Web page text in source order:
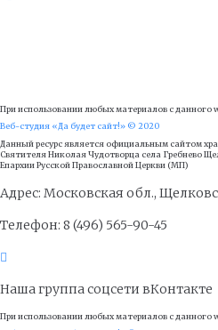
При использовании любых материалов с данного
Веб-студия «Да будет сайт!» © 2020
Данный ресурс является официальным сайтом
Cвятителя Николая Чудотворца села Гребнево
Епархии Русской Православной Церкви (МП)
Адрес: Московская обл.,
Телефон: 8 (496) 565-90-45
Наша группа соцсети вКонтакте
При использовании любых материалов с данного